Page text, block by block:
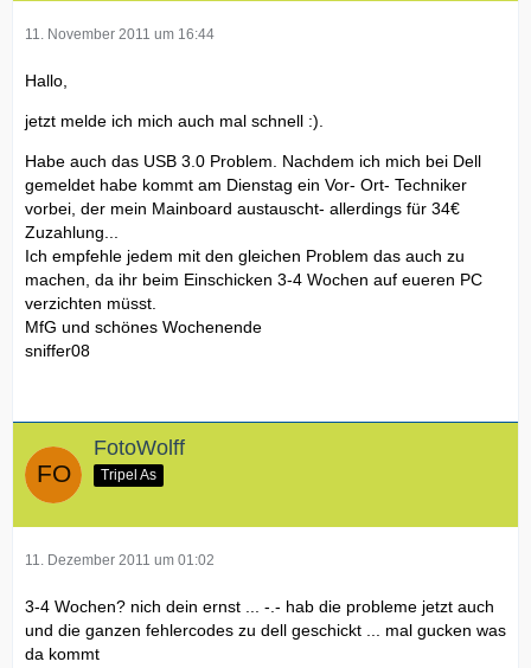
11. November 2011 um 16:44
Hallo,
jetzt melde ich mich auch mal schnell :).
Habe auch das USB 3.0 Problem. Nachdem ich mich bei Dell
gemeldet habe kommt am Dienstag ein Vor- Ort- Techniker
vorbei, der mein Mainboard austauscht- allerdings für 34€
Zuzahlung...
Ich empfehle jedem mit den gleichen Problem das auch zu
machen, da ihr beim Einschicken 3-4 Wochen auf eueren PC
verzichten müsst.
MfG und schönes Wochenende
sniffer08
FotoWolff
Tripel As
11. Dezember 2011 um 01:02
3-4 Wochen? nich dein ernst ... -.- hab die probleme jetzt auch
und die ganzen fehlercodes zu dell geschickt ... mal gucken was
da kommt